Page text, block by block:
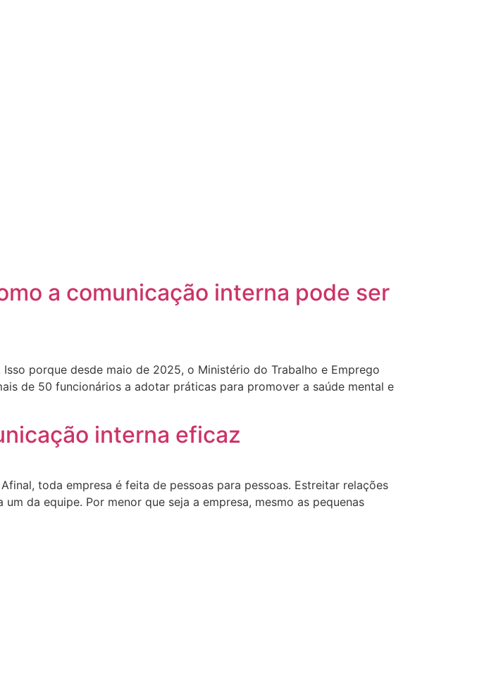
a comunicação interna pode ser
porque desde maio de 2025, o Ministério do Trabalho e Emprego
de 50 funcionários a adotar práticas para promover a saúde mental e
interna eficaz
toda empresa é feita de pessoas para pessoas. Estreitar relações
da equipe. Por menor que seja a empresa, mesmo as pequenas